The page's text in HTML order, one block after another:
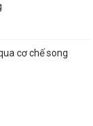
cơ chế song